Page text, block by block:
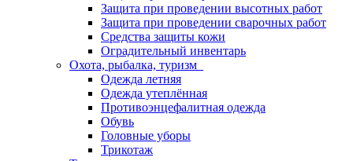
Защита при проведении высотных работ
Защита при проведении сварочных работ
Средства защиты кожи
Оградительный инвентарь
Охота, рыбалка, туризм
Одежда летняя
Одежда утеплённая
Противоэнцефалитная одежда
Обувь
Головные уборы
Трикотаж